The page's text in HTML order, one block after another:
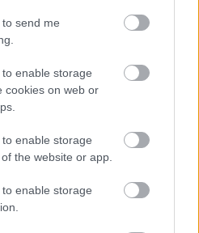
send me
enable storage
cookies on web or
enable storage
the website or app.
enable storage